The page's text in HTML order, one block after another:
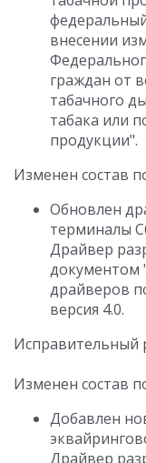
внесении
граждан от
табачного
табака или
продукции".
Изменен состав
Обновлен
терминалы
Драйвер
документом
драйверов
версия 4.0.
Исправительный
Изменен состав
Добавлен
Драйвер